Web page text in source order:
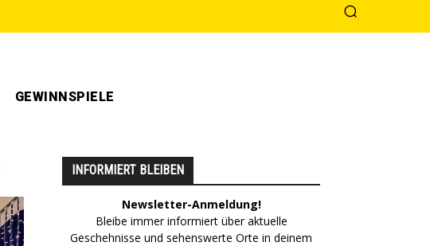
GEWINNSPIELE
INFORMIERT BLEIBEN
Newsletter-Anmeldung!
Bleibe immer informiert über aktuelle
Geschehnisse und sehenswerte Orte in deinem